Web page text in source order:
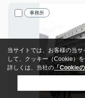
事務所
当サイトでは、お客様の当
して、クッキー（Cookie）
詳しくは、当社の 「Cookie